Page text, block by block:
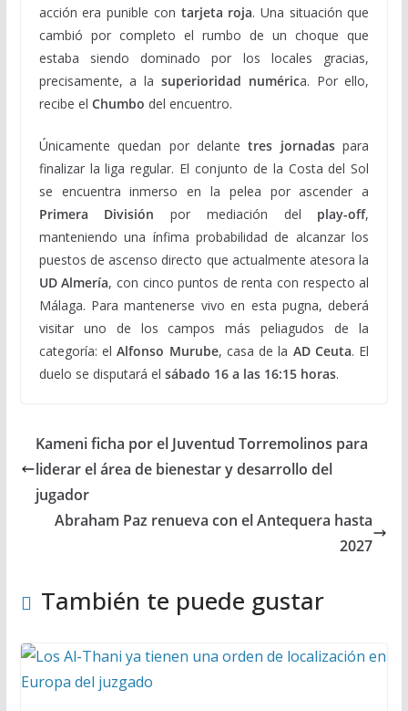
acción era punible con tarjeta roja. Una situación que
cambió por completo el rumbo de un choque que
estaba siendo dominado por los locales gracias,
precisamente, a la superioridad numérica. Por ello,
recibe el Chumbo del encuentro.
Únicamente quedan por delantetres jornadaspara
finalizar la liga regular. El conjunto de la Costa del Sol
se encuentra inmerso en la pelea por ascender a
Primera División por mediación del play-off,
manteniendo una ínfima probabilidad de alcanzar los
puestos de ascenso directo que actualmente atesora la
UD Almería, con cinco puntos de renta con respecto al
Málaga. Para mantenerse vivo en esta pugna, deberá
visitar uno de los campos más peliagudos de la
categoría: el Alfonso Murube, casa de la AD Ceuta. El
duelo se disputará el sábado 16 a las 16:15 horas.
Kameni ficha por el Juventud Torremolinos para
liderar el área de bienestar y desarrollo del
jugador
Abraham Paz renueva con el Antequera hasta
2027
También te puede gustar